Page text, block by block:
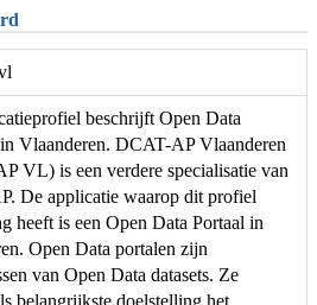
beschrijft Open Data
Vlaanderen. DCAT-AP Vlaanderen
VL) is een verdere specialisatie van
De applicatie waarop dit profiel
heeft is een Open Data Portaal in
Open Data portalen zijn
van Open Data datasets. Ze